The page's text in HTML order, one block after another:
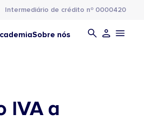
Intermediário de crédito nº 0000420
Sobre nós
IVA a